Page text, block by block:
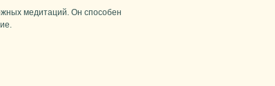
медитаций. Он способен